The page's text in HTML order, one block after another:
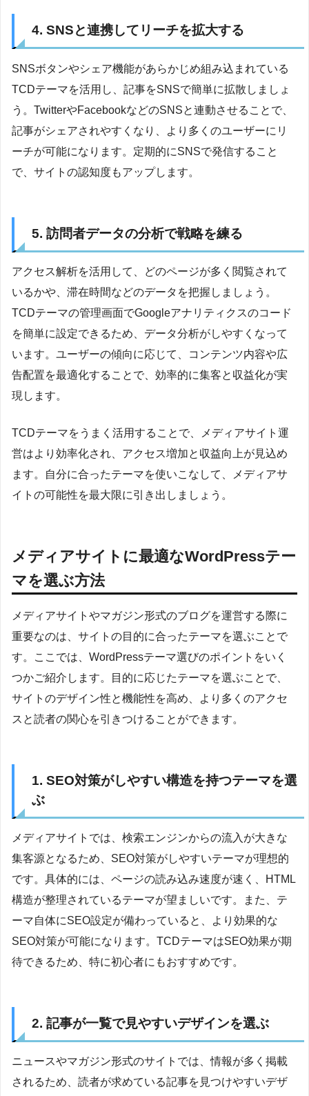
4. SNSと連携してリーチを拡大する
SNSボタンやシェア機能があらかじめ組み込まれている
TCDテーマを活用し、記事をSNSで簡単に拡散しましょ
う。TwitterやFacebookなどのSNSと連動させることで、
記事がシェアされやすくなり、より多くのユーザーにリ
ーチが可能になります。定期的にSNSで発信すること
で、サイトの認知度もアップします。
5. 訪問者データの分析で戦略を練る
アクセス解析を活用して、どのページが多く閲覧されて
いるかや、滞在時間などのデータを把握しましょう。
TCDテーマの管理画面でGoogleアナリティクスのコード
を簡単に設定できるため、データ分析がしやすくなって
います。ユーザーの傾向に応じて、コンテンツ内容や広
告配置を最適化することで、効率的に集客と収益化が実
現します。
TCDテーマをうまく活用することで、メディアサイト運
営はより効率化され、アクセス増加と収益向上が見込め
ます。自分に合ったテーマを使いこなして、メディアサ
イトの可能性を最大限に引き出しましょう。
メディアサイトに最適なWordPressテー
マを選ぶ方法
メディアサイトやマガジン形式のブログを運営する際に
重要なのは、サイトの目的に合ったテーマを選ぶことで
す。ここでは、WordPressテーマ選びのポイントをいく
つかご紹介します。目的に応じたテーマを選ぶことで、
サイトのデザイン性と機能性を高め、より多くのアクセ
スと読者の関心を引きつけることができます。
1. SEO対策がしやすい構造を持つテーマを選
ぶ
メディアサイトでは、検索エンジンからの流入が大きな
集客源となるため、SEO対策がしやすいテーマが理想的
です。具体的には、ページの読み込み速度が速く、HTML
構造が整理されているテーマが望ましいです。また、テ
ーマ自体にSEO設定が備わっていると、より効果的な
SEO対策が可能になります。TCDテーマはSEO効果が期
待できるため、特に初心者にもおすすめです。
2. 記事が一覧で見やすいデザインを選ぶ
ニュースやマガジン形式のサイトでは、情報が多く掲載
されるため、読者が求めている記事を見つけやすいデザ